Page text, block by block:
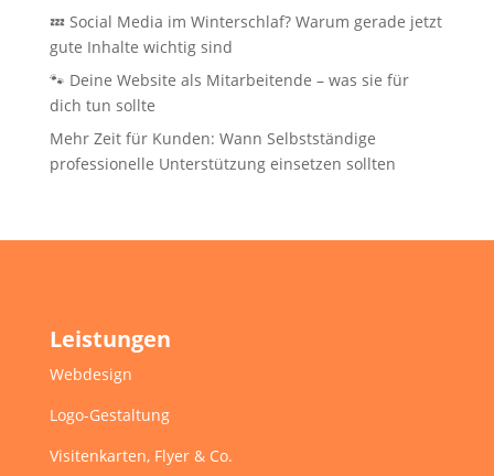
💤 Social Media im Winterschlaf? Warum gerade jetzt
gute Inhalte wichtig sind
🐾 Deine Website als Mitarbeitende – was sie für
dich tun sollte
Mehr Zeit für Kunden: Wann Selbstständige
professionelle Unterstützung einsetzen sollten
Leistungen
Webdesign
Logo-Gestaltung
Visitenkarten, Flyer & Co.